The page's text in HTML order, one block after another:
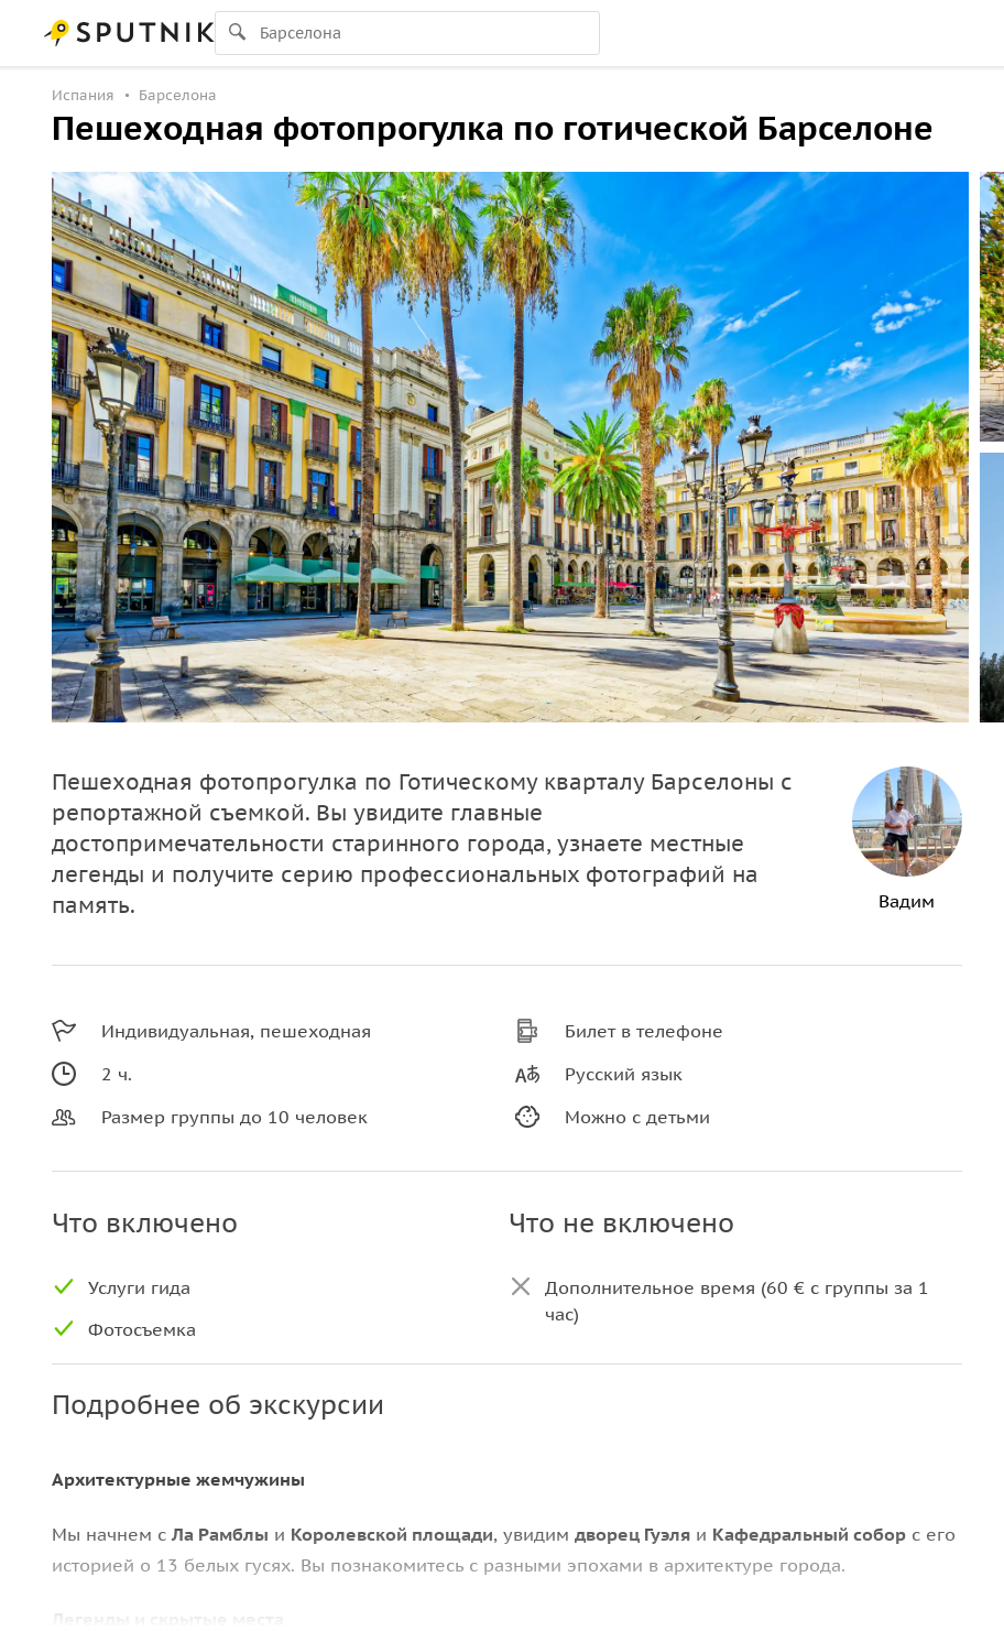
Испания Барселона
Пешеходная фотопрогулка по готической Барселоне
Пешеходная фотопрогулка по Готическому кварталу Барселоны с
репортажной съемкой. Вы увидите главные
достопримечательности старинного города, узнаете местные
легенды и получите серию профессиональных фотографий на
память.
Вадим
Индивидуальная, пешеходная
2 ч.
Размер группы до 10 человек
Билет в телефоне
Русский язык
Можно с детьми
Что включено
Услуги гида
Фотосъемка
Что не включено
Дополнительное время (60 € с группы за 1
час)
Подробнее об экскурсии
Архитектурные жемчужины
Мы начнем с Ла Рамблы и Королевской площади, увидим дворец Гуэля и Кафедральный собор с его
историей о 13 белых гусях. Вы познакомитесь с разными эпохами в архитектуре города.
Легенды и скрытые места